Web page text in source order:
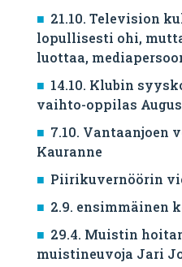
21.10. Television
lopullisesti ohi,
luottaa,
14.10. Klubin
vaihto-oppilas
7.10. Vantaanjoen
Kauranne
Piirikuvernöörin
2.9. ensimmäinen
29.4. Muistin
muistineuvoja Jari